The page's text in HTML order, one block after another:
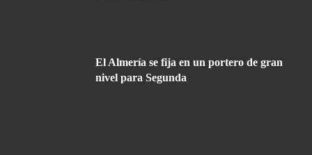
El Almería se fija en un portero de gran
nivel para Segunda